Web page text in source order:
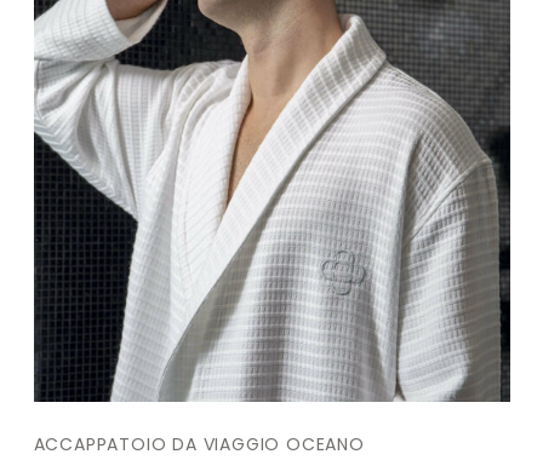
ACCAPPATOIO DA VIAGGIO OCEANO